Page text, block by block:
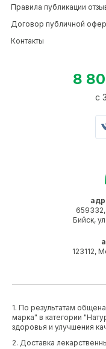
659332,
Бийск,
123112,
Правила публикации
Договор публичной
Контакты
8
c
1. По результатам
марка" в категории
здоровья и улучшения
2. Доставка